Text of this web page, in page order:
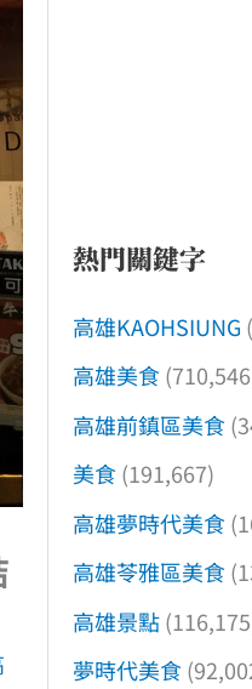
熱門關鍵字
高雄KAOHSIUNG
高雄美食
高雄前鎮區美食
美食 (191,667)
高雄夢時代美食
高雄苓雅區美食
高雄景點
夢時代美食